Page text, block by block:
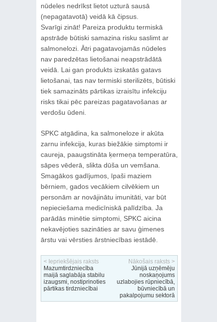
nūdeles nedrīkst lietot uzturā sausā
(nepagatavotā) veidā kā čipsus.
Svarīgi zināt! Pareiza produktu termiskā
apstrāde būtiski samazina risku saslimt ar
salmonelozi. Ātri pagatavojamās nūdeles
nav paredzētas lietošanai neapstrādātā
veidā. Lai gan produkts izskatās gatavs
lietošanai, tas nav termiski sterilizēts, būtiski
tiek samazināts pārtikas izraisītu infekciju
risks tikai pēc pareizas pagatavošanas ar
verdošu ūdeni.
SPKC atgādina, ka salmoneloze ir akūta
zarnu infekcija, kuras biežākie simptomi ir
caureja, paaugstināta ķermeņa temperatūra,
sāpes vēderā, slikta dūša un vemšana.
Smagākos gadījumos, īpaši maziem
bērniem, gados vecākiem cilvēkiem un
personām ar novājinātu imunitāti, var būt
nepieciešama medicīniskā palīdzība. Ja
parādās minētie simptomi, SPKC aicina
nekavējoties sazināties ar savu ģimenes
ārstu vai vērsties ārstniecības iestādē.
< Iepriekšējais raksts
Mazumtirdzniecība
maijā saglabāja stabilu
izaugsmi, nostiprinoties
pārtikas tirdzniecībai
Nākošais raksts >
Jūnijā uzņēmēju
noskaņojums
uzlabojies rūpniecībā,
būvniecībā un
pakalpojumu sektorā